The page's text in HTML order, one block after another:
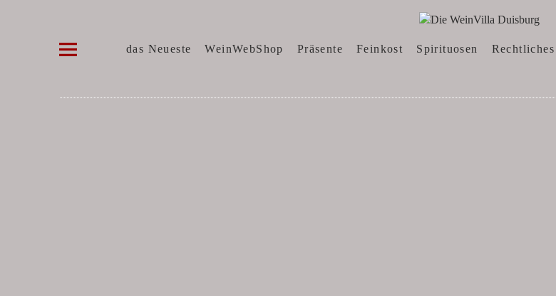
das Neueste WeinWebShop Präsente Feinkost Spirituosen Rechtliches